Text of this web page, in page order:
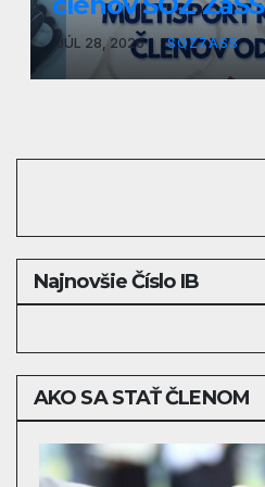
JÚL 28, 2026 SOZZASS
Najnovšie Číslo IB
AKO SA STAŤ ČLENOM